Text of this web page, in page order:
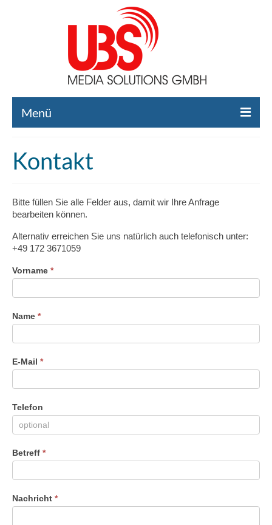
Menü
Liste gebrauchte Broadcast-Technik
Broadcast-Technik Ankauf
Broadcast-Technik Verleih
Kontakt
Kontakt
Bitte füllen Sie alle Felder aus, damit wir Ihre Anfrage
bearbeiten können.
Alternativ erreichen Sie uns natürlich auch telefonisch unter:
+49 172 3671059
Vorname *
Name *
E-Mail *
Telefon
Betreff *
Nachricht *
Falls
Du
menschlich
lasse
Feld